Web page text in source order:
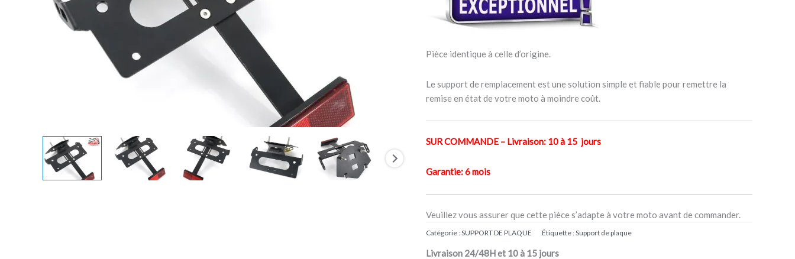
2019-
2022
Pièce identique à celle d’origine.
Le support de remplacement est une solution simple et fiable pour remettre la
remise en état de votre moto à moindre coût.
SUR COMMANDE – Livraison: 10 à 15 jours
Garantie: 6 mois
Veuillez vous assurer que cette pièce s’adapte à votre moto avant de commander.
Catégorie :SUPPORT DE PLAQUE Étiquette :Support de plaque
Livraison 24/48H et 10 à 15 jours